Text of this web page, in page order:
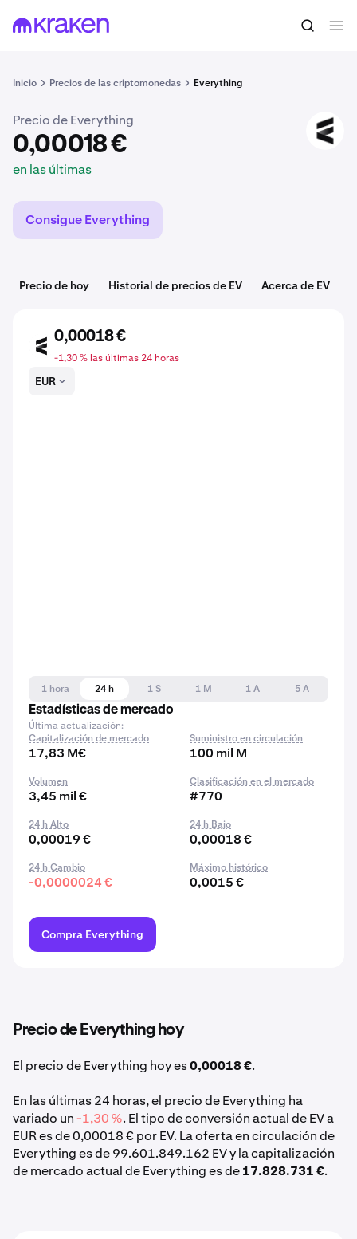
Inicio Precios de las criptomonedas Everything
0,00018 € Comprar EV
Precio de Everything
0,00018 €
en las últimas
EV
Consigue Everything
Precio de hoy Historial de precios de EV Acerca de EV
EV
0,00018 €
-1,30 % las últimas 24 horas
EUR
1 hora 24 h 1 S 1 M 1 A
5 A
Estadísticas de mercado
Última actualización:
Capitalización de mercado
17,83 M€
Suministro en circulación
100 mil M
Volumen
3,45 mil €
Clasificación en el mercado
#770
24 h Alto
0,00019 €
24 h Bajo
0,00018 €
24 h Cambio
-0,0000024 €
Máximo histórico
0,0015 €
Compra Everything
Precio de Everything hoy
El precio de Everything hoy es0,00018 €.
En las últimas 24 horas, el precio de Everything ha
variado un-1,30 %. El tipo de conversión actual de EV a
EUR es de 0,00018 € por EV. La oferta en circulación de
Everything es de 99.601.849.162 EV y la capitalización
de mercado actual de Everything es de17.828.731 €.